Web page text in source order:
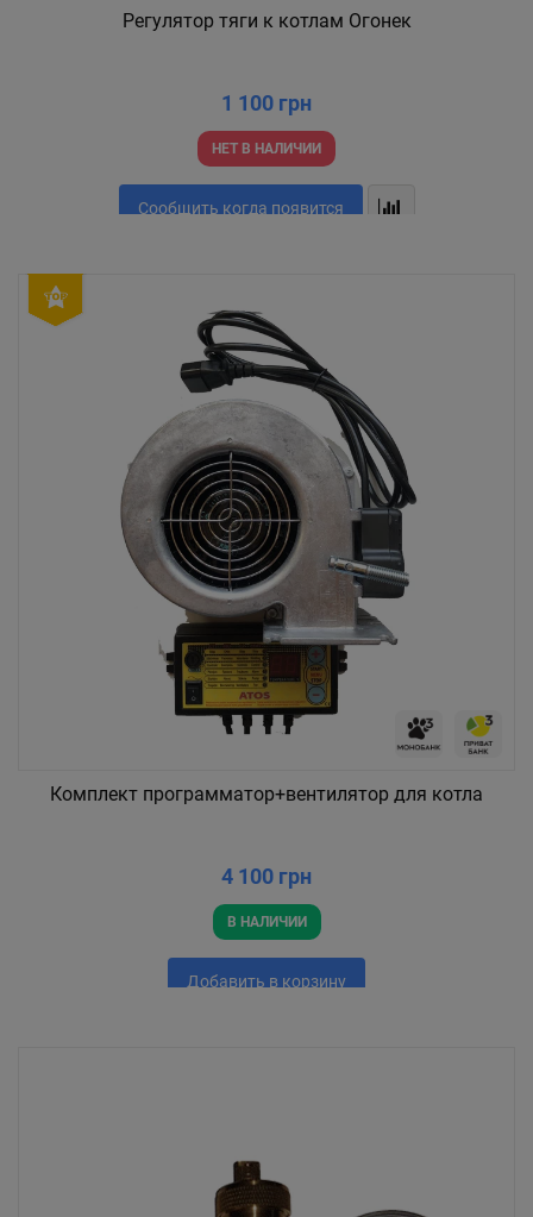
Регулятор тяги к котлам Огонек
1 100 грн
НЕТ В НАЛИЧИИ
Сообщить когда появится
Комплект программатор+вентилятор для котла
4 100 грн
В НАЛИЧИИ
Добавить в корзину